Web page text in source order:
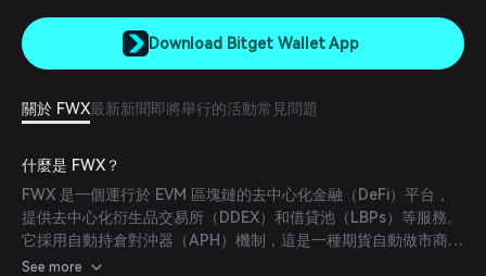
Download Bitget Wallet App
關於 FWX最新新聞 即將舉行的活動常見問題
什麼是 FWX？
FWX 是一個運行於 EVM 區塊鏈的去中心化金融（DeFi）平台，
提供去中心化衍生品交易所（DDEX）和借貸池（LBPs）等服務。
它採用自動持倉對沖器（APH）機制，這是一種期貨自動做市商
（AMM），利用其流動性池的資金在鏈上全面對沖所有持倉風
See more